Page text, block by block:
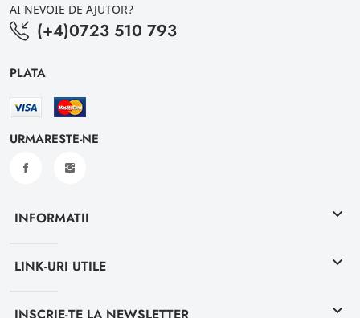
AI NEVOIE DE AJUTOR?
(+4)0723 510 793
PLATA
URMARESTE-NE
INFORMATII keyboard_arrow_down
LINK-URI UTILE keyboard_arrow_down
keyboard_arrow_down